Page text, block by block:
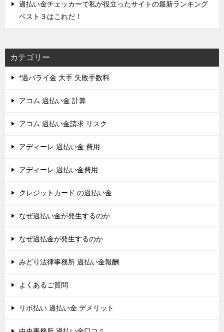
過払い金チェッカーで私が役立ったサイトの最新ランキング
ベスト３はこれだ！
カテゴリー
*過バライ金 大手 失敗手数料
アコム 過払い金 計算
アコム 過払い金請求 リスク
アディーレ 過払い金 費用
アディーレ 過払い金費用
クレジットカード の過払い金
なぜ過払い金が発生するのか
なぜ過払金が発生するのか
みどり法律事務所 過払い金報酬
よくあるご質問
リボ払い 過払い金 デメリット